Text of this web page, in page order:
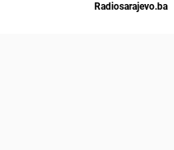
Radiosarajevo.ba